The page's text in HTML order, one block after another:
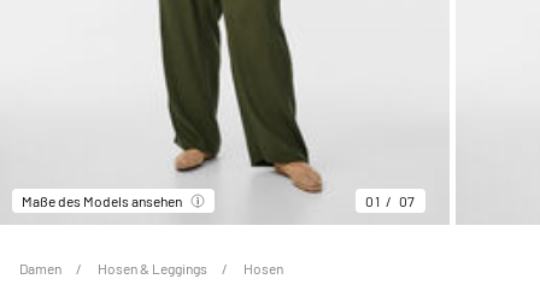
Maße des Models ansehen 01 07
Damen Hosen & Leggings Hosen